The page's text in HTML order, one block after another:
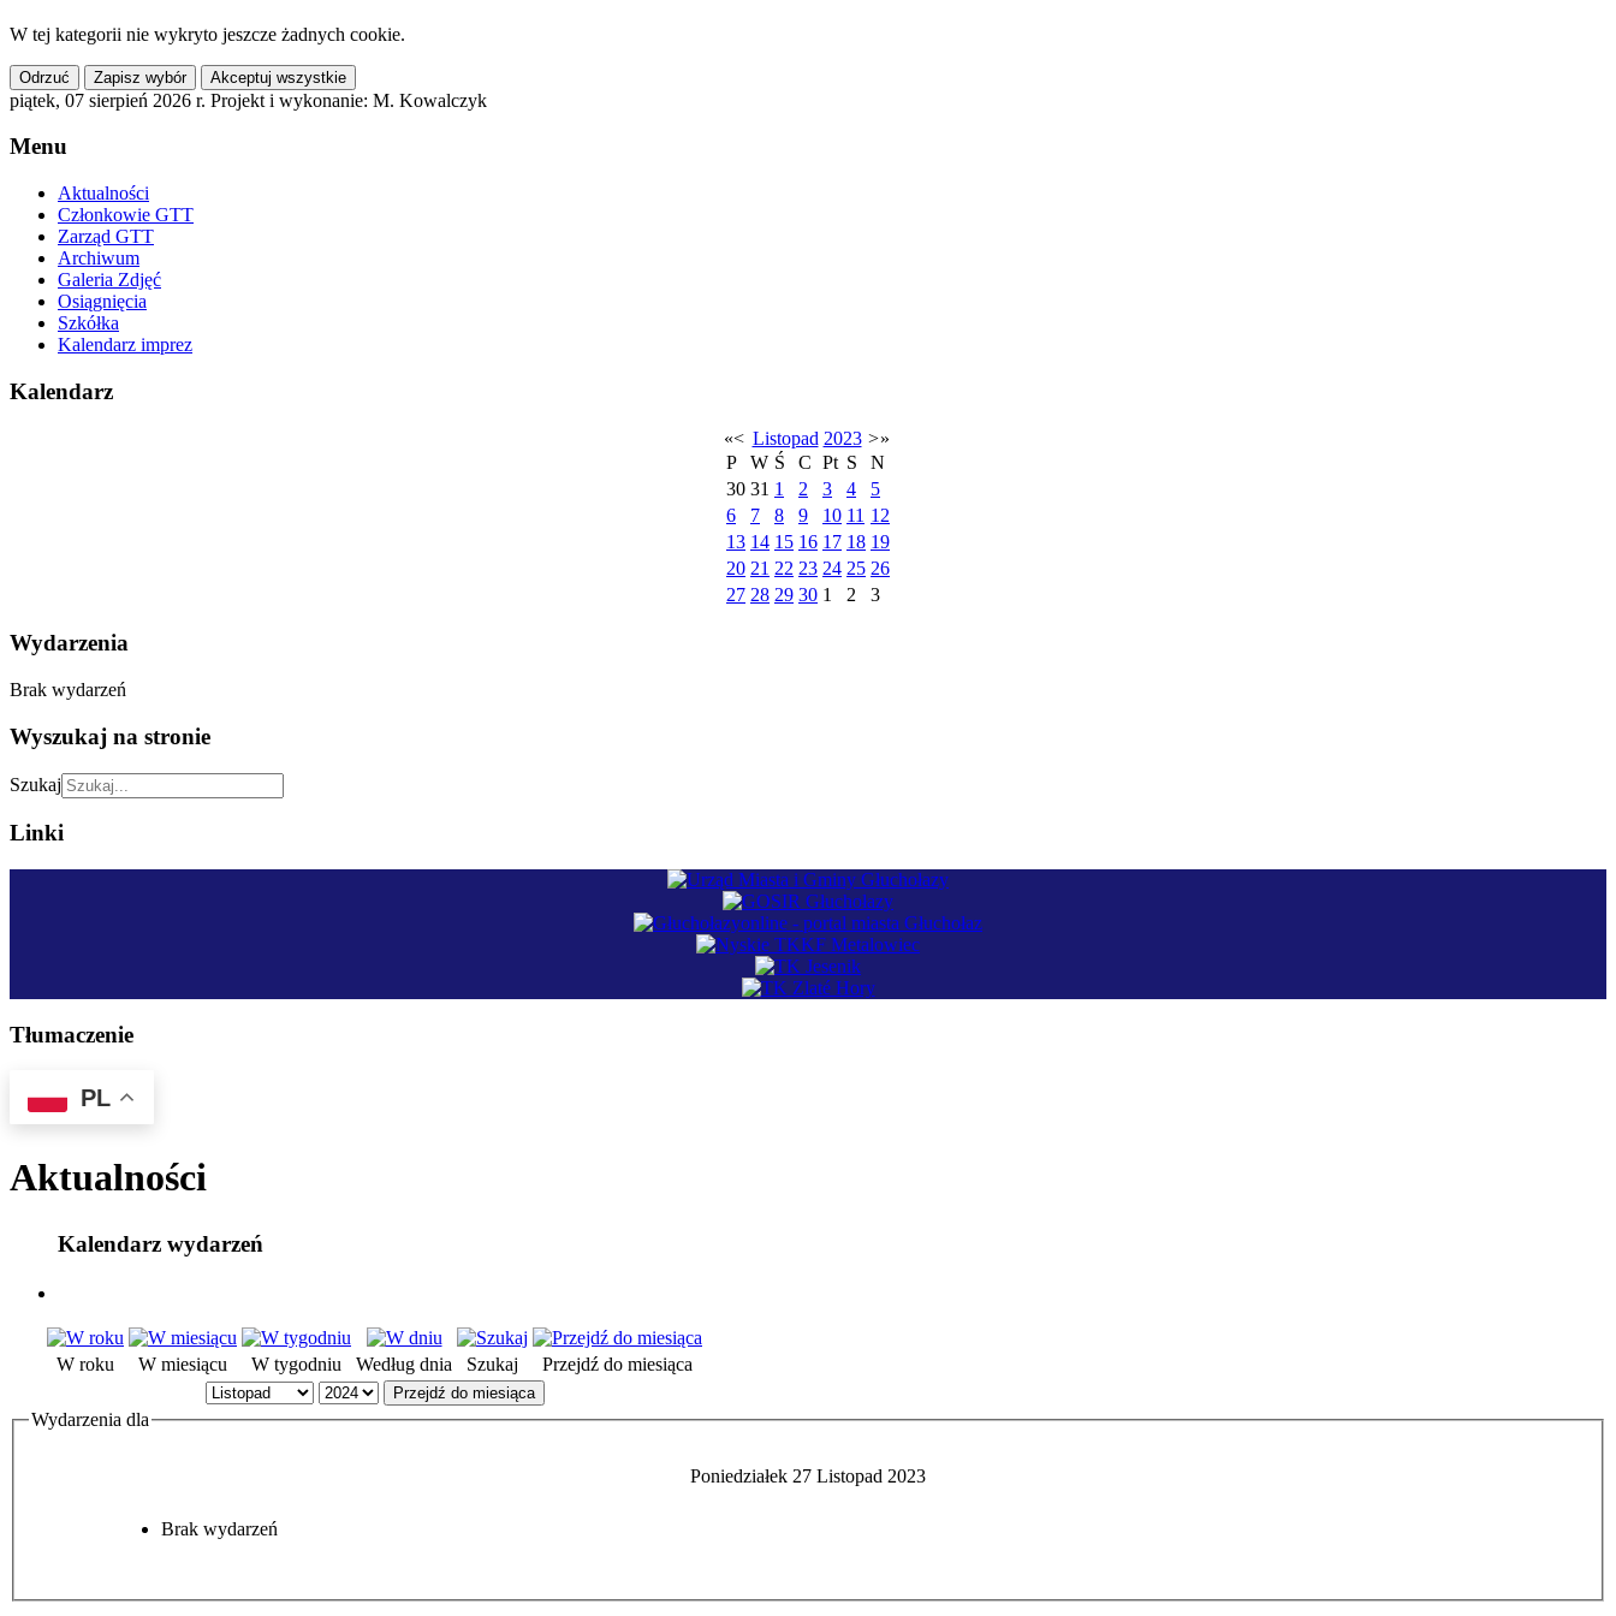
W tej kategorii nie wykryto jeszcze żadnych cookie.
Odrzuć Zapisz wybór Akceptuj wszystkie
piątek, 07 sierpień 2026 r. Projekt i wykonanie: M. Kowalczyk
Menu
Aktualności
Członkowie GTT
Zarząd GTT
Archiwum
Galeria Zdjęć
Osiągnięcia
Szkółka
Kalendarz imprez
Kalendarz
«< Listopad 2023 >»
P
W Ś C Pt S
N
30 31 1 2 3 4
5
6
7 8 9 10 11 12
13 14 15 16 17 18 19
20 21 22 23 24 25 26
27 28 29 30 1 2 3
Wydarzenia
Brak wydarzeń
Wyszukaj na stronie
Szukaj
Linki
Tłumaczenie
PL
Aktualności
Kalendarz wydarzeń
W roku W miesiącu W tygodniu Według dnia Szukaj Przejdź do miesiąca
Przejdź do miesiąca
Wydarzenia dla
Poniedziałek 27 Listopad 2023
Brak wydarzeń